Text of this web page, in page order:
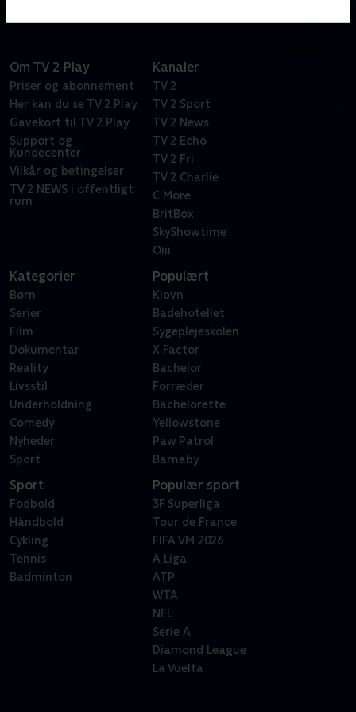
Om TV 2 Play
Priser og abonnement
Her kan du se TV 2 Play
Gavekort til TV 2 Play
Support og
Kundecenter
Vilkår og betingelser
TV 2 NEWS i offentligt
rum
Kanaler
TV 2
TV 2 Sport
TV 2 News
TV 2 Echo
TV 2 Fri
TV 2 Charlie
C More
BritBox
SkyShowtime
Oiii
Kategorier
Børn
Serier
Film
Dokumentar
Reality
Livsstil
Underholdning
Comedy
Nyheder
Sport
Populært
Klovn
Badehotellet
Sygeplejeskolen
X Factor
Bachelor
Forræder
Bachelorette
Yellowstone
Paw Patrol
Barnaby
Sport
Fodbold
Håndbold
Cykling
Tennis
Badminton
Populær sport
3F Superliga
Tour de France
FIFA VM 2026
A Liga
ATP
WTA
NFL
Serie A
Diamond League
La Vuelta